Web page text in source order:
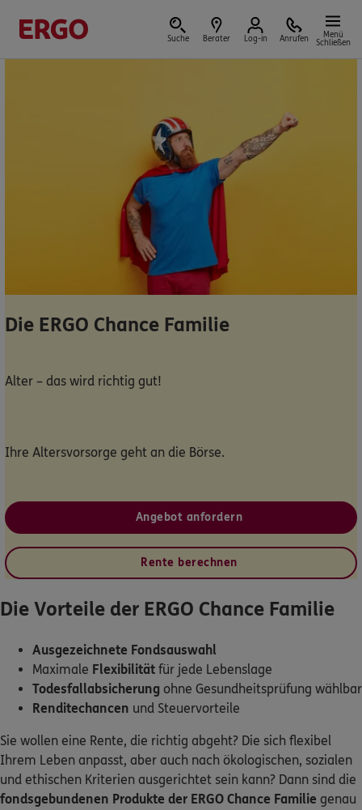
Suche Berater Log-in Anrufen
Menü
Schließen
Reform der privaten Altersvorsorge
Jetzt Förderung selbst berechnen.
Jetzt informieren
Dann lassen Sie sich helfen.
Meine Versicherungen
Sehen Sie auf einen Blick Ihre Versicherungen bei ERGO,
dem ERGO Rechtsschutz und der DKV.
Zum Kundenportal
Schaden- oder Leistungsfall melden
Bequem online oder telefonisch.
Kontakt
Die ERGO Chance Familie
Alter – das wird richtig gut!
Ihre Altersvorsorge geht an die Börse.
Angebot anfordern
Rente berechnen
Die Vorteile der ERGO Chance Familie
Ausgezeichnete Fondsauswahl
Maximale Flexibilität für jede Lebenslage
Todesfallabsicherung ohne Gesundheitsprüfung wählbar
Renditechancen und Steuervorteile
Sie wollen eine Rente, die richtig abgeht? Die sich flexibel
Ihrem Leben anpasst, aber auch nach ökologischen, sozialen
und ethischen Kriterien ausgerichtet sein kann? Dann sind die
fondsgebundenen Produkte der ERGO Chance Familie genau